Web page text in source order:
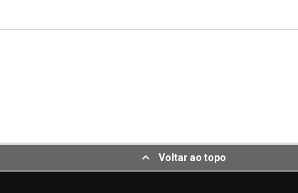
Voltar ao topo